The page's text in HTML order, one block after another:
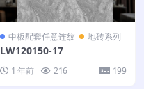
中板配套任意连纹 地砖系列
LW120150-17
1 年前 216 199